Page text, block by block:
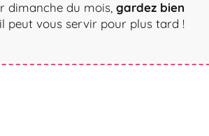
dimanche du mois, gardez bien
peut vous servir pour plus tard !